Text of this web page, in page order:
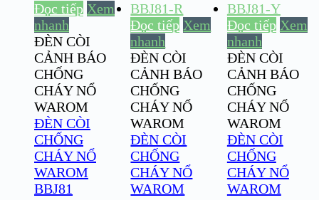
Đọc tiếp Xem
nhanh
ĐÈN CÒI
CẢNH BÁO
CHỐNG
CHÁY NỔ
WAROM
ĐÈN CÒI
CHỐNG
CHÁY NỔ
WAROM
BBJ81
Đọc tiếp Xem
nhanh
ĐÈN CÒI
CẢNH BÁO
CHỐNG
CHÁY NỔ
WAROM
ĐÈN CÒI
CHỐNG
CHÁY NỔ
WAROM
Đọc tiếp Xem
nhanh
ĐÈN CÒI
CẢNH BÁO
CHỐNG
CHÁY NỔ
WAROM
ĐÈN CÒI
CHỐNG
CHÁY NỔ
WAROM